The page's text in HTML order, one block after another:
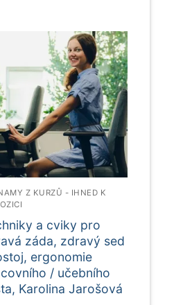
Z KURZŮ - IHNED K
a cviky pro
záda, zdravý sed
ergonomie
/ učebního
Karolina Jarošová